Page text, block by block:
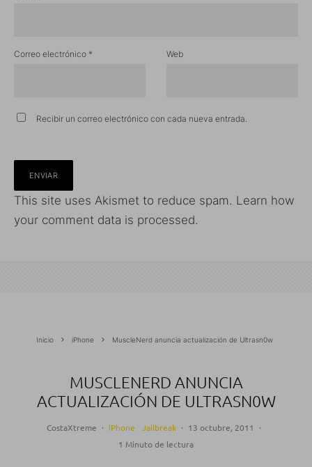
Correo electrónico * Web
Recibir un correo electrónico con cada nueva entrada.
This site uses Akismet to reduce spam. Learn how
your comment data is processed.
Inicio iPhone MuscleNerd anuncia actualización de Ultrasn0w
MUSCLENERD ANUNCIA
ACTUALIZACIÓN DE ULTRASN0W
CostaXtreme · iPhone Jailbreak · 13 octubre, 2011
·
1 Minuto de lectura